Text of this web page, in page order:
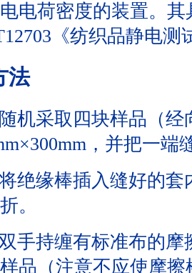
电荷密度的装置。
《纺织品静电测
法
机采取四块样品（
×300mm ，并把一端
绝缘棒插入缝好的
。
手持缠有标准布的
品（注意不应使摩